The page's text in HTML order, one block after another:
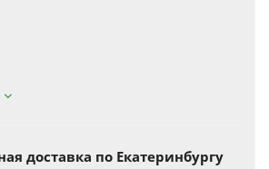
доставка по Екатеринбургу